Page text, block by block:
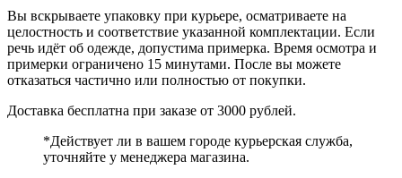
Вы вскрываете упаковку при курьере, осматриваете на
целостность и соответствие указанной комплектации. Если
речь идёт об одежде, допустима примерка. Время осмотра и
примерки ограничено 15 минутами. После вы можете
отказаться частично или полностью от покупки.
Доставка бесплатна при заказе от 3000 рублей.
*Действует ли в вашем городе курьерская служба,
уточняйте у менеджера магазина.